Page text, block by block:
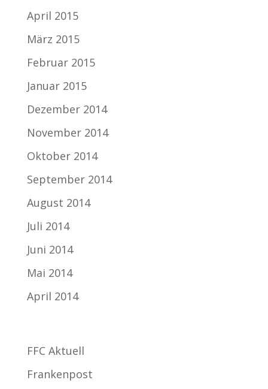
April 2015
März 2015
Februar 2015
Januar 2015
Dezember 2014
November 2014
Oktober 2014
September 2014
August 2014
Juli 2014
Juni 2014
Mai 2014
April 2014
FFC Aktuell
Frankenpost